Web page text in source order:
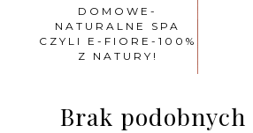
DOMOWE-
NATURALNE SPA
CZYLI E-FIORE-100%
Z NATURY!
Brak